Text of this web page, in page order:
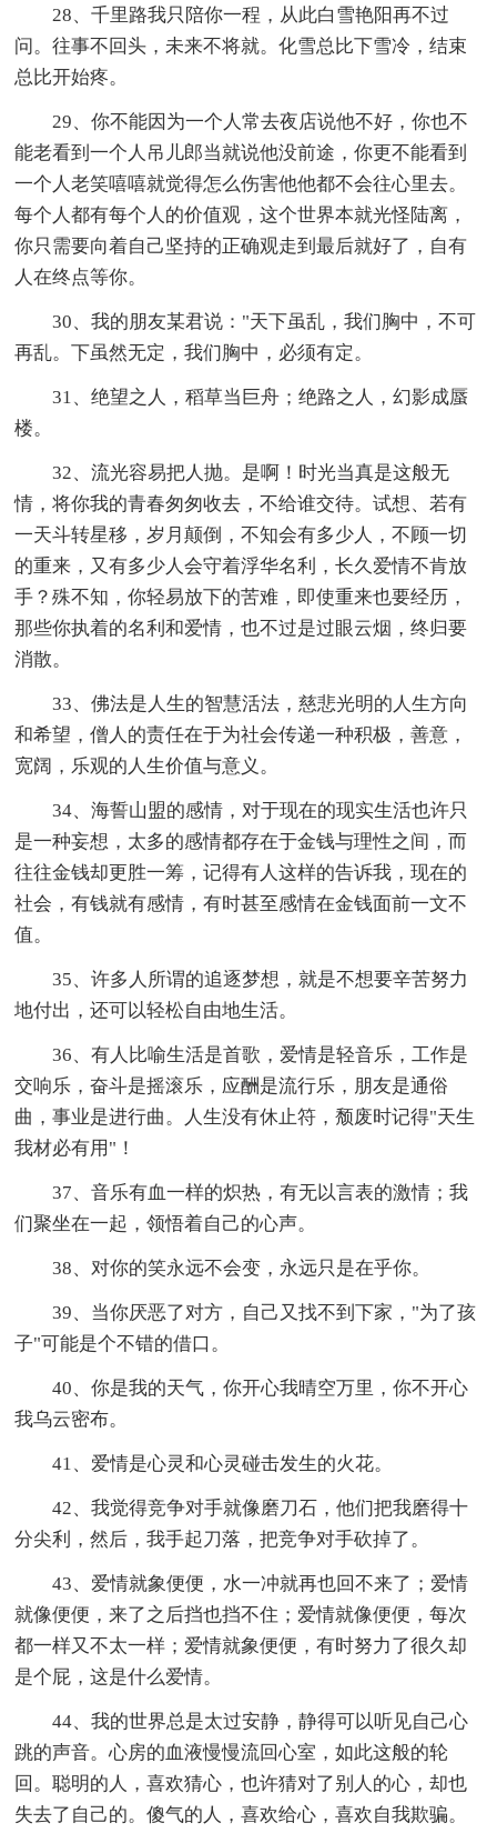
28、千里路我只陪你一程，从此白雪艳阳再不过
问。往事不回头，未来不将就。化雪总比下雪冷，结束
总比开始疼。
29、你不能因为一个人常去夜店说他不好，你也不
能老看到一个人吊儿郎当就说他没前途，你更不能看到
一个人老笑嘻嘻就觉得怎么伤害他他都不会往心里去。
每个人都有每个人的价值观，这个世界本就光怪陆离，
你只需要向着自己坚持的正确观走到最后就好了，自有
人在终点等你。
30、我的朋友某君说："天下虽乱，我们胸中，不可
再乱。下虽然无定，我们胸中，必须有定。
31、绝望之人，稻草当巨舟；绝路之人，幻影成蜃
楼。
32、流光容易把人抛。是啊！时光当真是这般无
情，将你我的青春匆匆收去，不给谁交待。试想、若有
一天斗转星移，岁月颠倒，不知会有多少人，不顾一切
的重来，又有多少人会守着浮华名利，长久爱情不肯放
手？殊不知，你轻易放下的苦难，即使重来也要经历，
那些你执着的名利和爱情，也不过是过眼云烟，终归要
消散。
33、佛法是人生的智慧活法，慈悲光明的人生方向
和希望，僧人的责任在于为社会传递一种积极，善意，
宽阔，乐观的人生价值与意义。
34、海誓山盟的感情，对于现在的现实生活也许只
是一种妄想，太多的感情都存在于金钱与理性之间，而
往往金钱却更胜一筹，记得有人这样的告诉我，现在的
社会，有钱就有感情，有时甚至感情在金钱面前一文不
值。
35、许多人所谓的追逐梦想，就是不想要辛苦努力
地付出，还可以轻松自由地生活。
36、有人比喻生活是首歌，爱情是轻音乐，工作是
交响乐，奋斗是摇滚乐，应酬是流行乐，朋友是通俗
曲，事业是进行曲。人生没有休止符，颓废时记得"天生
我材必有用"！
37、音乐有血一样的炽热，有无以言表的激情；我
们聚坐在一起，领悟着自己的心声。
38、对你的笑永远不会变，永远只是在乎你。
39、当你厌恶了对方，自己又找不到下家，"为了孩
子"可能是个不错的借口。
40、你是我的天气，你开心我晴空万里，你不开心
我乌云密布。
41、爱情是心灵和心灵碰击发生的火花。
42、我觉得竞争对手就像磨刀石，他们把我磨得十
分尖利，然后，我手起刀落，把竞争对手砍掉了。
43、爱情就象便便，水一冲就再也回不来了；爱情
就像便便，来了之后挡也挡不住；爱情就像便便，每次
都一样又不太一样；爱情就象便便，有时努力了很久却
是个屁，这是什么爱情。
44、我的世界总是太过安静，静得可以听见自己心
跳的声音。心房的血液慢慢流回心室，如此这般的轮
回。聪明的人，喜欢猜心，也许猜对了别人的心，却也
失去了自己的。傻气的人，喜欢给心，喜欢自我欺骗。